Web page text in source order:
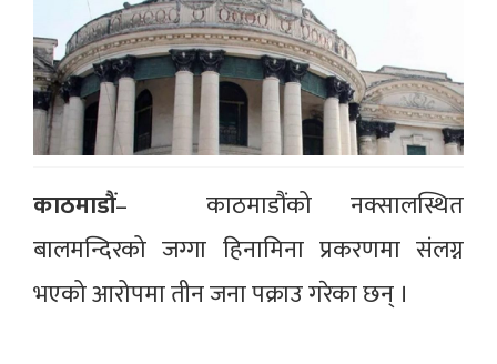
काठमाडौं– काठमाडौंको नक्सालस्थित
बालमन्दिरको जग्गा हिनामिना प्रकरणमा संलग्न
भएको आरोपमा तीन जना पक्राउ गरेका छन् ।